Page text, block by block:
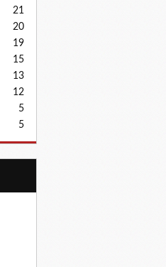
21
20
19
15
13
12
5
5